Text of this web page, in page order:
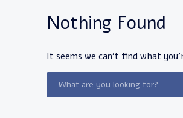
Nothing Found
It seems we can’t find what